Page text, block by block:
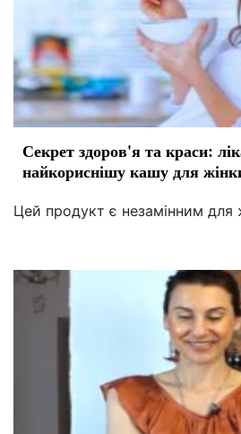
Секрет здоров'я та краси:
найкориснішу кашу для
Цей продукт є незамінним для